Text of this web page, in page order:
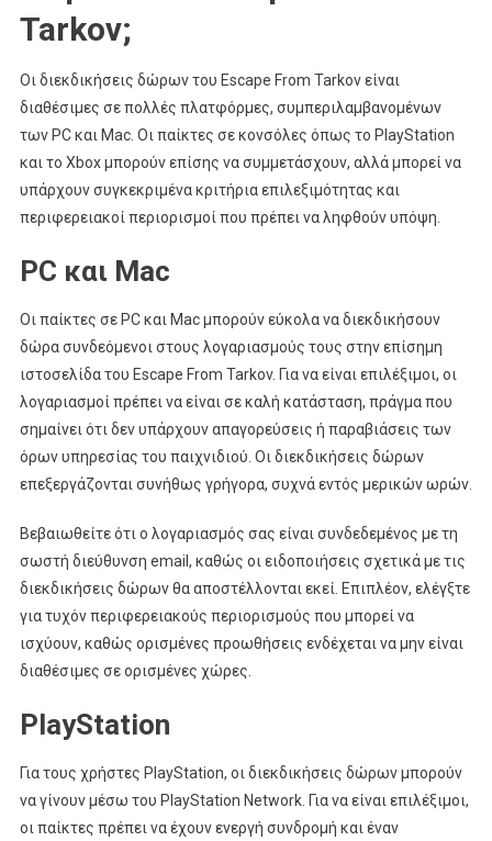
Tarkov;
Οι διεκδικήσεις δώρων του Escape From Tarkov είναι
διαθέσιμες σε πολλές πλατφόρμες, συμπεριλαμβανομένων
των PC και Mac. Οι παίκτες σε κονσόλες όπως το PlayStation
και το Xbox μπορούν επίσης να συμμετάσχουν, αλλά μπορεί να
υπάρχουν συγκεκριμένα κριτήρια επιλεξιμότητας και
περιφερειακοί περιορισμοί που πρέπει να ληφθούν υπόψη.
PC και Mac
Οι παίκτες σε PC και Mac μπορούν εύκολα να διεκδικήσουν
δώρα συνδεόμενοι στους λογαριασμούς τους στην επίσημη
ιστοσελίδα του Escape From Tarkov. Για να είναι επιλέξιμοι, οι
λογαριασμοί πρέπει να είναι σε καλή κατάσταση, πράγμα που
σημαίνει ότι δεν υπάρχουν απαγορεύσεις ή παραβιάσεις των
όρων υπηρεσίας του παιχνιδιού. Οι διεκδικήσεις δώρων
επεξεργάζονται συνήθως γρήγορα, συχνά εντός μερικών ωρών.
Βεβαιωθείτε ότι ο λογαριασμός σας είναι συνδεδεμένος με τη
σωστή διεύθυνση email, καθώς οι ειδοποιήσεις σχετικά με τις
διεκδικήσεις δώρων θα αποστέλλονται εκεί. Επιπλέον, ελέγξτε
για τυχόν περιφερειακούς περιορισμούς που μπορεί να
ισχύουν, καθώς ορισμένες προωθήσεις ενδέχεται να μην είναι
διαθέσιμες σε ορισμένες χώρες.
PlayStation
Για τους χρήστες PlayStation, οι διεκδικήσεις δώρων μπορούν
να γίνουν μέσω του PlayStation Network. Για να είναι επιλέξιμοι,
οι παίκτες πρέπει να έχουν ενεργή συνδρομή και έναν